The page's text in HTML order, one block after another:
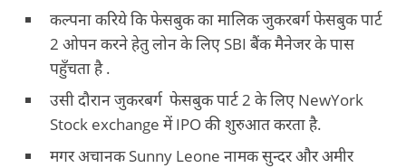
कल्पना करिये कि फेसबुक का मालिक जुकरबर्ग फेसबुक पार्ट
2 ओपन करने हेतु लोन के लिए SBI बैंक मैनेजर के पास
पहुँचता है .
उसी दौरान जुकरबर्ग फेसबुक पार्ट 2 के लिए NewYork
Stock exchange में IPO की शुरुआत करता है.
मगर अचानक Sunny Leone नामक सुन्दर और अमीर